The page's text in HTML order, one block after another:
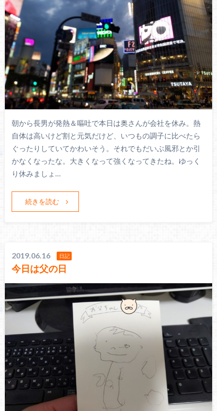
朝から長男が発熱＆嘔吐で本日は奥さんが会社を休み。熱
自体は高いけど割と元気だけど、いつもの調子に比べたら
ぐったりしていてかわいそう。それでもだいぶ風邪とか引
かなくなったな。大きくなって強くなってきたね。ゆっく
り休みましょ…
続きを読む
2019.06.16 日記
今日は父の日